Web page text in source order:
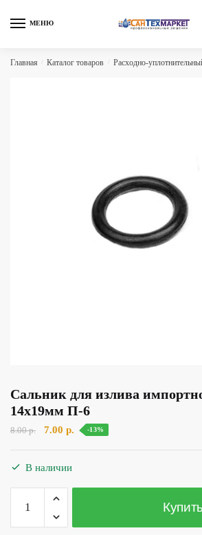
МЕНЮ
Главная Каталог товаров Расходно-
Сальник для излива
14х19мм П-6
8.00р.
Первоначальная
7.00 р. Текущая
-13%
В наличии
Количество
товара
Сальник
Купить